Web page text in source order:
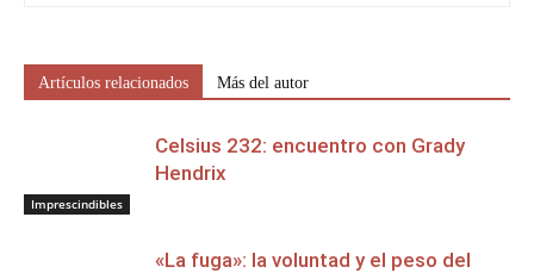
Artículos relacionados Más del autor
Imprescindibles
Celsius 232: encuentro con Grady
Hendrix
«La fuga»: la voluntad y el peso del